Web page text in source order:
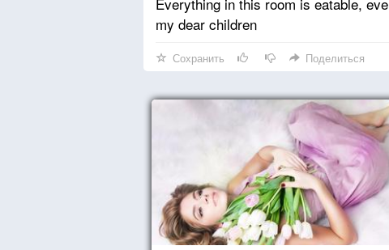
my dear children
Сохранить Поделиться